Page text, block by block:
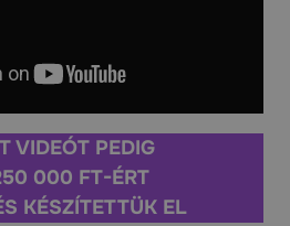
VIDEÓT PEDIG
000 FT-ÉRT
KÉSZÍTETTÜK EL